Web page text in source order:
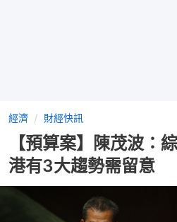
經濟 財經快訊
【預算案】陳茂波
港有3大趨勢需留意